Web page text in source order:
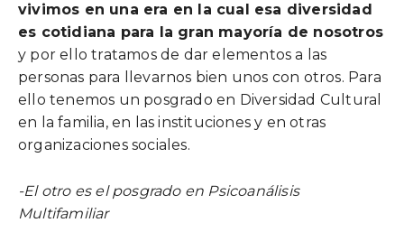
vivimos en una era en la cual esa diversidad
es cotidiana para la gran mayoría de nosotros
y por ello tratamos de dar elementos a las
personas para llevarnos bien unos con otros. Para
ello tenemos un posgrado en Diversidad Cultural
en la familia, en las instituciones y en otras
organizaciones sociales.
-El otro es el posgrado en Psicoanálisis
Multifamiliar